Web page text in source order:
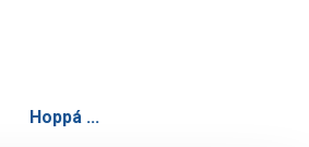
Hoppá ...